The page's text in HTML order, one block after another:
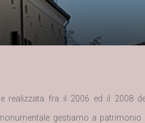
realizzata fra il 2006 ed il 2008
gestiamo a